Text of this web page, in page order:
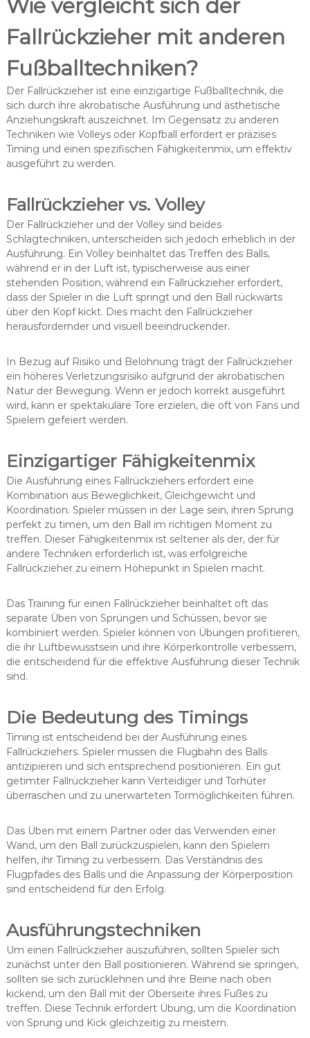
Wie vergleicht sich der
Fallrückzieher mit anderen
Fußballtechniken?
Der Fallrückzieher ist eine einzigartige Fußballtechnik, die
sich durch ihre akrobatische Ausführung und ästhetische
Anziehungskraft auszeichnet. Im Gegensatz zu anderen
Techniken wie Volleys oder Kopfball erfordert er präzises
Timing und einen spezifischen Fähigkeitenmix, um effektiv
ausgeführt zu werden.
Fallrückzieher vs. Volley
Der Fallrückzieher und der Volley sind beides
Schlagtechniken, unterscheiden sich jedoch erheblich in der
Ausführung. Ein Volley beinhaltet das Treffen des Balls,
während er in der Luft ist, typischerweise aus einer
stehenden Position, während ein Fallrückzieher erfordert,
dass der Spieler in die Luft springt und den Ball rückwärts
über den Kopf kickt. Dies macht den Fallrückzieher
herausfordernder und visuell beeindruckender.
In Bezug auf Risiko und Belohnung trägt der Fallrückzieher
ein höheres Verletzungsrisiko aufgrund der akrobatischen
Natur der Bewegung. Wenn er jedoch korrekt ausgeführt
wird, kann er spektakuläre Tore erzielen, die oft von Fans und
Spielern gefeiert werden.
Einzigartiger Fähigkeitenmix
Die Ausführung eines Fallrückziehers erfordert eine
Kombination aus Beweglichkeit, Gleichgewicht und
Koordination. Spieler müssen in der Lage sein, ihren Sprung
perfekt zu timen, um den Ball im richtigen Moment zu
treffen. Dieser Fähigkeitenmix ist seltener als der, der für
andere Techniken erforderlich ist, was erfolgreiche
Fallrückzieher zu einem Höhepunkt in Spielen macht.
Das Training für einen Fallrückzieher beinhaltet oft das
separate Üben von Sprüngen und Schüssen, bevor sie
kombiniert werden. Spieler können von Übungen profitieren,
die ihr Luftbewusstsein und ihre Körperkontrolle verbessern,
die entscheidend für die effektive Ausführung dieser Technik
sind.
Die Bedeutung des Timings
Timing ist entscheidend bei der Ausführung eines
Fallrückziehers. Spieler müssen die Flugbahn des Balls
antizipieren und sich entsprechend positionieren. Ein gut
getimter Fallrückzieher kann Verteidiger und Torhüter
überraschen und zu unerwarteten Tormöglichkeiten führen.
Das Üben mit einem Partner oder das Verwenden einer
Wand, um den Ball zurückzuspielen, kann den Spielern
helfen, ihr Timing zu verbessern. Das Verständnis des
Flugpfades des Balls und die Anpassung der Körperposition
sind entscheidend für den Erfolg.
Ausführungstechniken
Um einen Fallrückzieher auszuführen, sollten Spieler sich
zunächst unter den Ball positionieren. Während sie springen,
sollten sie sich zurücklehnen und ihre Beine nach oben
kickend, um den Ball mit der Oberseite ihres Fußes zu
treffen. Diese Technik erfordert Übung, um die Koordination
von Sprung und Kick gleichzeitig zu meistern.